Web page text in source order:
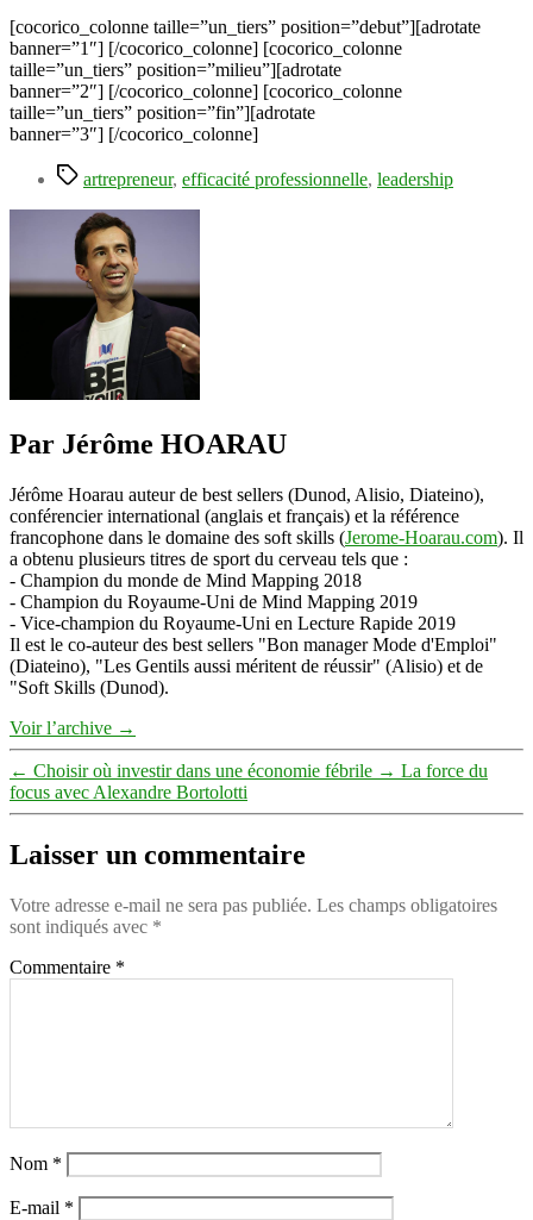
[cocorico_colonne taille=”un_tiers” position=”debut”][adrotate
banner=”1″] [/cocorico_colonne] [cocorico_colonne
taille=”un_tiers” position=”milieu”][adrotate
banner=”2″] [/cocorico_colonne] [cocorico_colonne
taille=”un_tiers” position=”fin”][adrotate
banner=”3″] [/cocorico_colonne]
Étiquettes
artrepreneur, efficacité professionnelle, leadership
Par Jérôme HOARAU
Jérôme Hoarau auteur de best sellers (Dunod, Alisio, Diateino),
conférencier international (anglais et français) et la référence
francophone dans le domaine des soft skills (Jerome-Hoarau.com). Il
a obtenu plusieurs titres de sport du cerveau tels que :
- Champion du monde de Mind Mapping 2018
- Champion du Royaume-Uni de Mind Mapping 2019
- Vice-champion du Royaume-Uni en Lecture Rapide 2019
Il est le co-auteur des best sellers "Bon manager Mode d'Emploi"
(Diateino), "Les Gentils aussi méritent de réussir" (Alisio) et de
"Soft Skills (Dunod).
Voir l’archive →
← Choisir où investir dans une économie fébrile → La force du
focus avec Alexandre Bortolotti
Laisser un commentaire
Votre adresse e-mail ne sera pas publiée. Les champs obligatoires
sont indiqués avec *
Commentaire *
Nom *
E-mail *